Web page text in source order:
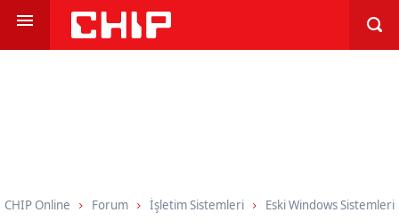
CHIP Online Forum İşletim Sistemleri Eski Windows Sistemleri